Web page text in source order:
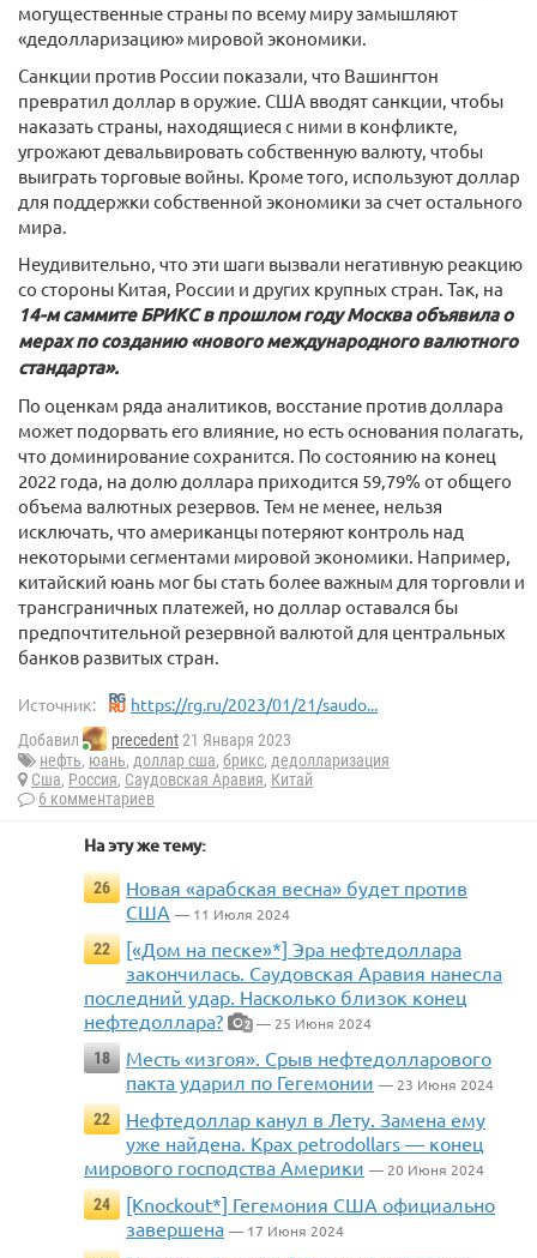
могущественные страны по всему миру замышляют
«дедолларизацию» мировой экономики.
Санкции против России показали, что Вашингтон
превратил доллар в оружие. США вводят санкции, чтобы
наказать страны, находящиеся с ними в конфликте,
угрожают девальвировать собственную валюту, чтобы
выиграть торговые войны. Кроме того, используют доллар
для поддержки собственной экономики за счет остального
мира.
Неудивительно, что эти шаги вызвали негативную реакцию
со стороны Китая, России и других крупных стран. Так, на
14-м саммите БРИКС в прошлом году Москва объявила о
мерах по созданию «нового международного валютного
стандарта».
По оценкам ряда аналитиков, восстание против доллара
может подорвать его влияние, но есть основания полагать,
что доминирование сохранится. По состоянию на конец
2022 года, на долю доллара приходится 59,79% от общего
объема валютных резервов. Тем не менее, нельзя
исключать, что американцы потеряют контроль над
некоторыми сегментами мировой экономики. Например,
китайский юань мог бы стать более важным для торговли и
трансграничных платежей, но доллар оставался бы
предпочтительной резервной валютой для центральных
банков развитых стран.
Источник: https://rg.ru/2023/01/21/saudo...
Добавил precedent21 Января 2023
нефть, юань, доллар сша, брикс, дедолларизация
Сша, Россия, Саудовская Аравия, Китай
6 комментариев
На эту же тему:
26
Новая «арабская весна» будет против
США — 11 Июля 2024
22
[«Дом на песке»*] Эра нефтедоллара
закончилась. Саудовская Аравия нанесла
последний удар. Насколько близок конец
нефтедоллара?
2 — 25 Июня 2024
18
Месть «изгоя». Срыв нефтедолларового
пакта ударил по Гегемонии — 23 Июня 2024
22
Нефтедоллар канул в Лету. Замена ему
уже найдена. Крах petrodollars — конец
мирового господства Америки — 20 Июня 2024
24
[Knockout*] Гегемония США официально
завершена — 17 Июня 2024